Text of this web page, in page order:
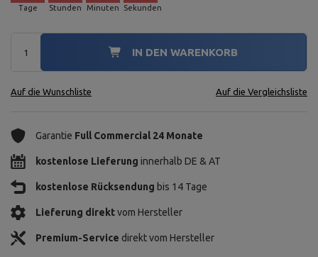
Tage Stunden Minuten Sekunden
IN DEN WARENKORB
Auf die Wunschliste Auf die Vergleichsliste
Garantie Full Commercial 24 Monate
kostenlose Lieferung innerhalb DE & AT
kostenlose Rücksendung bis 14 Tage
Lieferung direktvom Hersteller
Premium-Service direkt vom Hersteller